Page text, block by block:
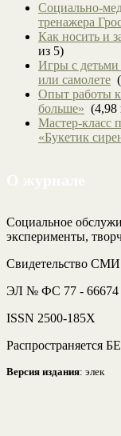
Социально-
тренажера
Как носить и
из 5)
Игры с детьми
или самолете
Опыт работы
больше» (4,98
Мастер-класс
«Букетик
Социальное
эксперименты,
Свидетельство СМИ
ЭЛ № ФС 77 -
ISSN 2500-185Х
Распространяется
Версия издания: элек